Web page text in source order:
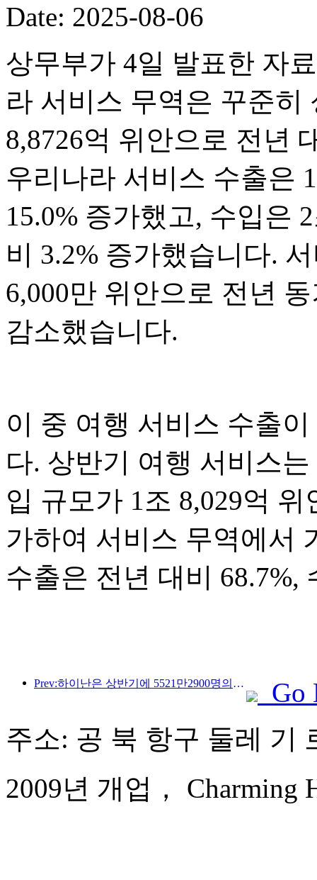
Date: 2025-08-06
상무부가 4일 발표한 자
라 서비스 무역은 꾸준히
8,8726억 위안으로 전년
우리나라 서비스 수출은
15.0% 증가했고, 수입은
비 3.2% 증가했습니다.
6,000만 위안으로 전년
감소했습니다.
이 중 여행 서비스 수출
다. 상반기 여행 서비스
입 규모가 1조 8,029억
가하여 서비스 무역에서
수출은 전년 대비 68.7%,
Prev:하이난은 상반기에 5521만2900명의 관광객을 맞이했습니다.
Go
주소: 공 북 항구 둘레 기
2009년 개업， Charming